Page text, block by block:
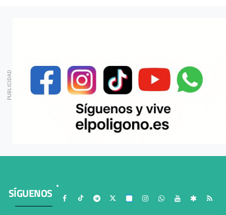
SÍGUENOS